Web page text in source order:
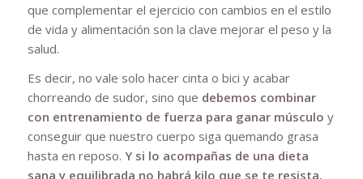
que complementar el ejercicio con cambios en el estilo
de vida y alimentación son la clave mejorar el peso y la
salud.
Es decir, no vale solo hacer cinta o bici y acabar
chorreando de sudor, sino que debemos combinar
con entrenamiento de fuerza para ganar músculo y
conseguir que nuestro cuerpo siga quemando grasa
hasta en reposo. Y si lo acompañas de una dieta
sana y equilibrada no habrá kilo que se te resista.